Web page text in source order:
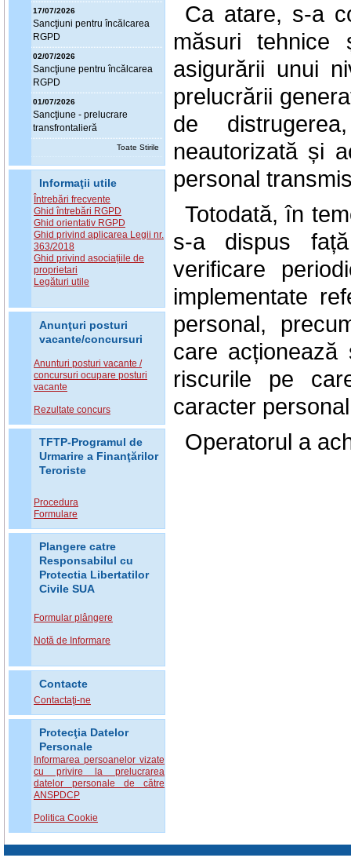
17/07/2026
Sancţiuni pentru încălcarea
RGPD
02/07/2026
Sancţiune pentru încălcarea
RGPD
01/07/2026
Sancţiune - prelucrare
transfrontalieră
Toate Stirile
Informaţii utile
Întrebări frecvente
Ghid întrebări RGPD
Ghid orientativ RGPD
Ghid privind aplicarea Legii nr.
363/2018
Ghid privind asociațiile de
proprietari
Legături utile
Anunţuri posturi
vacante/concursuri
Anunturi posturi vacante /
concursuri ocupare posturi
vacante
Rezultate concurs
TFTP-Programul de
Urmarire a Finanţărilor
Teroriste
Procedura
Formulare
Plangere catre
Responsabilul cu
Protectia Libertatilor
Civile SUA
Formular plângere
Notă de Informare
Contacte
Contactaţi-ne
Protecţia Datelor
Personale
Informarea persoanelor vizate
cu privire la prelucrarea
datelor personale de către
ANSPDCP
Politica Cookie
Ca atare, s-a
măsuri tehnice
asigurării unui
prelucrării
de
neautorizată și
personal
Totodată, în
s-a dispus
verificare
implementate
personal,
care
riscurile pe
caracter
Operatorul a